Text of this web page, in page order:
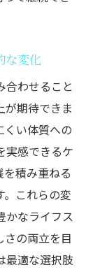
な変化
合わせること
が期待できま
くい体質への
実感できるケ
積み重ねる
。これらの変
かなライフス
さの両立を目
最適な選択肢